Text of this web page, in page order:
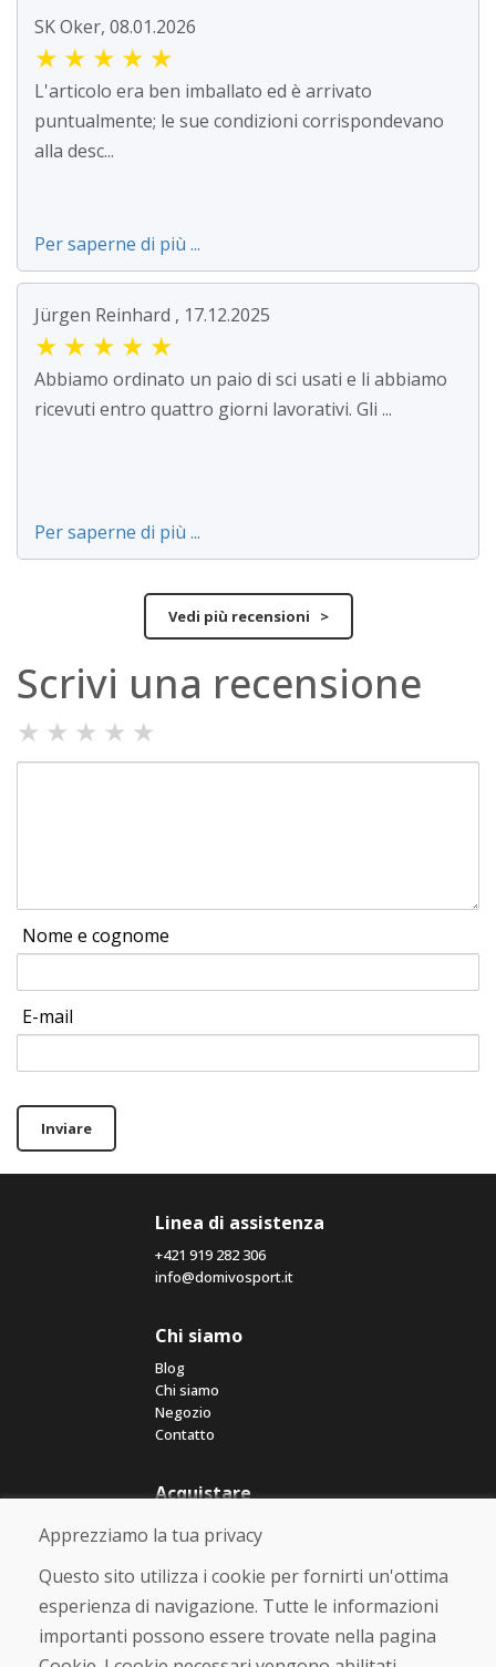
SK Oker, 08.01.2026
★ ★ ★ ★ ★
L'articolo era ben imballato ed è arrivato
puntualmente; le sue condizioni corrispondevano
alla desc...
Per saperne di più ...
Jürgen Reinhard , 17.12.2025
★ ★ ★ ★ ★
Abbiamo ordinato un paio di sci usati e li abbiamo
ricevuti entro quattro giorni lavorativi. Gli ...
Per saperne di più ...
Vedi più recensioni >
Scrivi una recensione
★ ★ ★ ★ ★
Nome e cognome
E-mail
Inviare
Linea di assistenza
+421 919 282 306
info@domivosport.it
Chi siamo
Blog
Chi siamo
Negozio
Contatto
Acquistare
Negozio online
Termini e condizioni commerciali
Spedizione e pagamento
Reso e cambio merce
Protezione dei dati personali
Cookies
Apprezziamo la tua privacy
Questo sito utilizza i cookie per fornirti un'ottima
esperienza di navigazione. Tutte le informazioni
importanti possono essere trovate nella pagina